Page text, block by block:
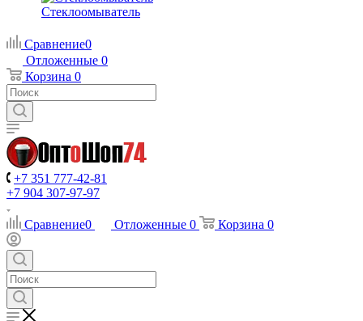
Стеклоомыватель
Сравнение0
Отложенные 0
Корзина 0
+7 351 777-42-81
+7 904 307-97-97
Сравнение0 Отложенные 0 Корзина 0